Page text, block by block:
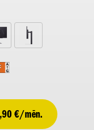
16,90 €/mēn.